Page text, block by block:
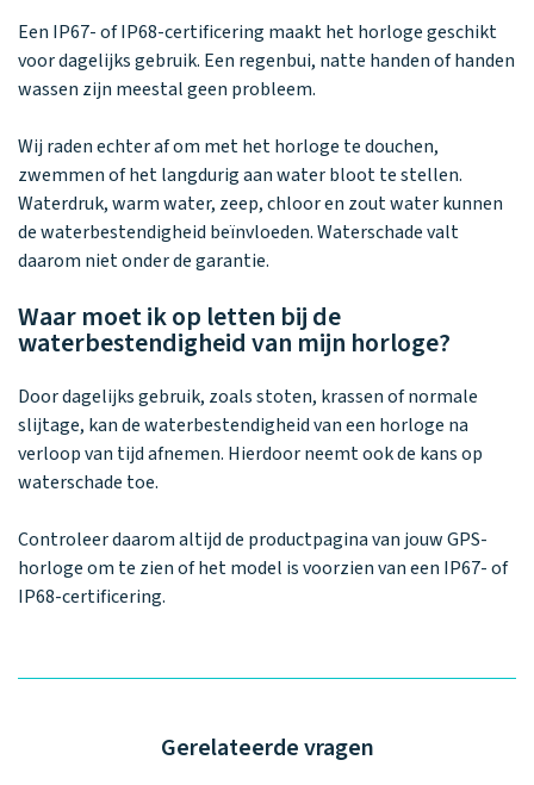
Een IP67- of IP68-certificering maakt het horloge geschikt
voor dagelijks gebruik. Een regenbui, natte handen of handen
wassen zijn meestal geen probleem.
Wij raden echter af om met het horloge te douchen,
zwemmen of het langdurig aan water bloot te stellen.
Waterdruk, warm water, zeep, chloor en zout water kunnen
de waterbestendigheid beïnvloeden. Waterschade valt
daarom niet onder de garantie.
Waar moet ik op letten bij de
waterbestendigheid van mijn horloge?
Door dagelijks gebruik, zoals stoten, krassen of normale
slijtage, kan de waterbestendigheid van een horloge na
verloop van tijd afnemen. Hierdoor neemt ook de kans op
waterschade toe.
Controleer daarom altijd de productpagina van jouw GPS-
horloge om te zien of het model is voorzien van een IP67- of
IP68-certificering.
Gerelateerde vragen